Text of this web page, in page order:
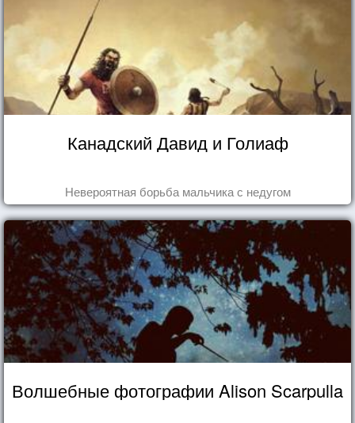
Канадский Давид и Голиаф
Невероятная борьба мальчика с недугом
Волшебные фотографии Alison Scarpulla